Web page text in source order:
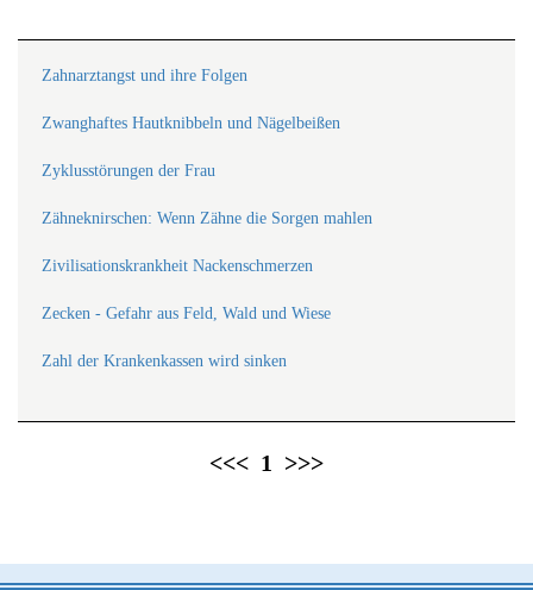
Zahnarztangst und ihre Folgen
Zwanghaftes Hautknibbeln und Nägelbeißen
Zyklusstörungen der Frau
Zähneknirschen: Wenn Zähne die Sorgen mahlen
Zivilisationskrankheit Nackenschmerzen
Zecken - Gefahr aus Feld, Wald und Wiese
Zahl der Krankenkassen wird sinken
<<< 1 >>>